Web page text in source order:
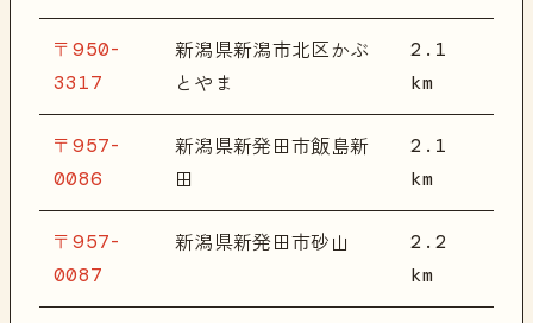
〒950-
3317
新潟県新潟市北区かぶ
とやま
2.1
km
〒957-
0086
新潟県新発田市飯島新
田
2.1
km
〒957-
0087
新潟県新発田市砂山
2.2
km